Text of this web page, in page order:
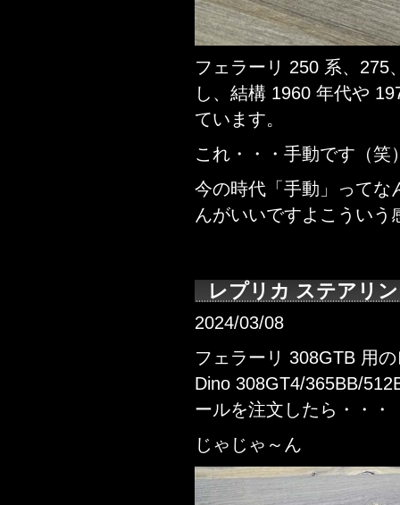
フェラーリ 250 系、275
し、結構 1960 年代や
ています。
これ・・・手動です（笑
今の時代「手動」ってな
んがいいですよこういう
レプリカ ステアリ
2024/03/08
フェラーリ 308GTB 用
Dino 308GT4/365BB/
ールを注文したら・・・
じゃじゃ～ん